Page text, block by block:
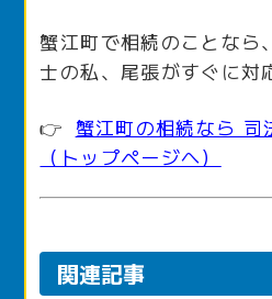
蟹江町で相続のことなら
士の私、尾張がすぐに対
👉 蟹江町の相続なら 司
（トップページへ）
関連記事